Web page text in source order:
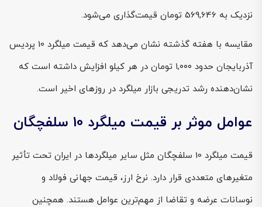
نزدیک به 569,646 تومان قیمت‌گذاری می‌شود.
مقایسه با هفته گذشته نشان می‌دهد که قیمت میلگرد 10 پردیس
آذربایجان حدود ۱,۰۰۰ تومان در هر کیلو افزایش داشته است که
نشان‌دهنده رشد تدریجی بازار میلگرد در روزهای اخیر است.
عوامل موثر بر قیمت میلگرد 10 سلفچگان
قیمت میلگرد 10 سلفچگان مثل سایر میلگردها در ایران تحت تأثیر
متغیرهای متعددی قرار دارد. نرخ ارز، قیمت جهانی فولاد و
نوسانات عرضه و تقاضا از مهم‌ترین عوامل هستند. همچنین